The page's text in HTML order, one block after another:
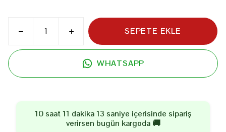
SEPETE EKLE
WHATSAPP
10 saat 11 dakika 13 saniye içerisinde sipariş
verirsen bugün kargoda 🚚